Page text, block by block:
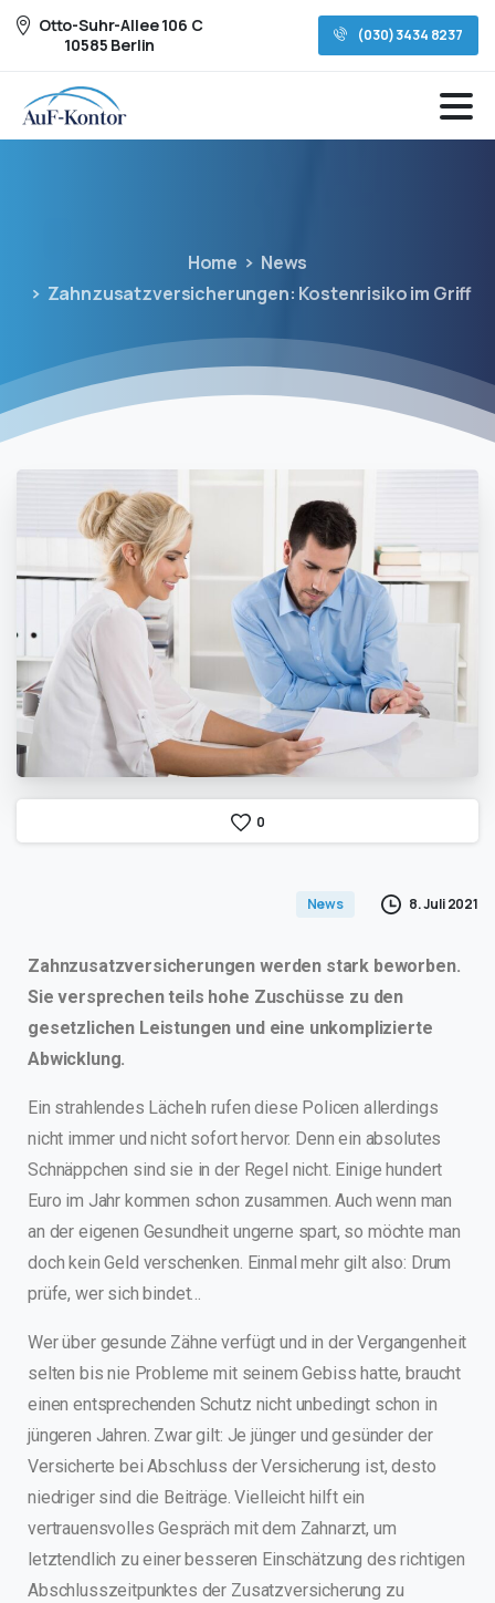
Otto-Suhr-Allee 106 C
10585 Berlin
(030) 3434 8237
Home
News
Zahnzusatzversicherungen: Kostenrisiko im Griff
0
News 8. Juli 2021
Zahnzusatzversicherungen werden stark beworben.
Sie versprechen teils hohe Zuschüsse zu den
gesetzlichen Leistungen und eine unkomplizierte
Abwicklung.
Ein strahlendes Lächeln rufen diese Policen allerdings
nicht immer und nicht sofort hervor. Denn ein absolutes
Schnäppchen sind sie in der Regel nicht. Einige hundert
Euro im Jahr kommen schon zusammen. Auch wenn man
an der eigenen Gesundheit ungerne spart, so möchte man
doch kein Geld verschenken. Einmal mehr gilt also: Drum
prüfe, wer sich bindet…
Wer über gesunde Zähne verfügt und in der Vergangenheit
selten bis nie Probleme mit seinem Gebiss hatte, braucht
einen entsprechenden Schutz nicht unbedingt schon in
jüngeren Jahren. Zwar gilt: Je jünger und gesünder der
Versicherte bei Abschluss der Versicherung ist, desto
niedriger sind die Beiträge. Vielleicht hilft ein
vertrauensvolles Gespräch mit dem Zahnarzt, um
letztendlich zu einer besseren Einschätzung des richtigen
Abschlusszeitpunktes der Zusatzversicherung zu